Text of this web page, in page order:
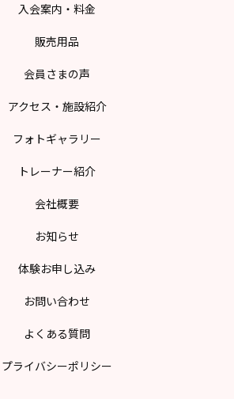
入会案内・料金
販売用品
会員さまの声
アクセス・施設紹介
フォトギャラリー
トレーナー紹介
会社概要
お知らせ
体験お申し込み
お問い合わせ
よくある質問
プライバシーポリシー